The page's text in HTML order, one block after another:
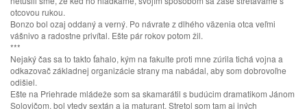
otcovou rukou.
Bonzo bol ozaj oddaný a verný. Po návrate z dlhého väzenia otca veľmi
vášnivo a radostne privítal. Ešte pár rokov potom žil.
***
Nejaký čas sa to takto ťahalo, kým na fakulte proti mne zúrila tichá vojna a
odkazovač základnej organizácie strany ma nabádal, aby som dobrovoľne
odišiel.
Ešte na Priehrade mládeže som sa skamarátil s budúcim dramatikom Jánom
Solovičom, bol vtedy sextán a ja maturant. Stretol som tam aj iných